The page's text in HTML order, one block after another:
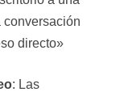
conversación
directo»
: Las